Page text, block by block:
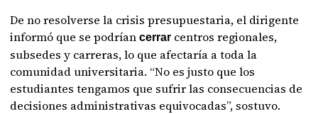
De no resolverse la crisis presupuestaria, el dirigente
informó que se podríancerrar centros regionales,
subsedes y carreras, lo que afectaría a toda la
comunidad universitaria. “No es justo que los
estudiantes tengamos que sufrir las consecuencias de
decisiones administrativas equivocadas”, sostuvo.